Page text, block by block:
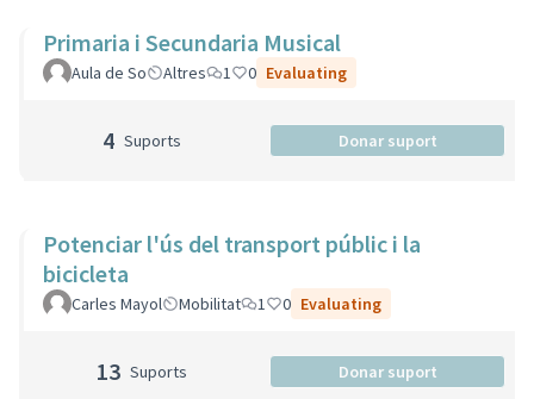
Primaria i Secundaria Musical
Aula de So Altres 1 0 Evaluating
4 Suports Donar suport
Potenciar l'ús del transport públic i la
bicicleta
Carles Mayol Mobilitat 1 0 Evaluating
13 Suports Donar suport